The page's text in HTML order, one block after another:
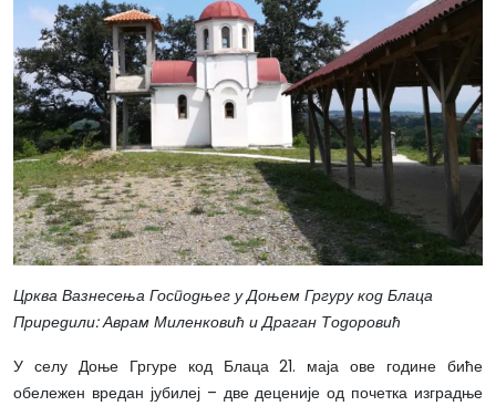
Црква Вазнесења Господњег у Доњем Гргуру код Блаца
Приредили: Аврам Миленковић и Драган Тодоровић
У селу Доње Гргуре код Блаца 21. маја ове године биће
обележен вредан јубилеј – две деценије од почетка изградње